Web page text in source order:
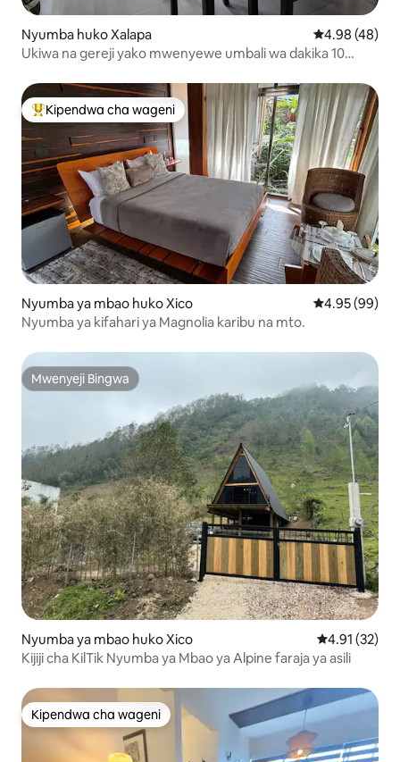
Nyumba huko Xalapa Ukadiriaji wa
4.98 (48)
Ukiwa na gereji yako mwenyewe umbali wa dakika 10
Kipendwa maarufu cha wageni
Kipendwa cha wageni
Nyumba ya mbao huko Xico Ukadiriaji wa
4.95 (99)
Nyumba ya kifahari ya Magnolia karibu na mto.
Mwenyeji Bingwa
Mwenyeji Bingwa
Nyumba ya mbao huko Xico Ukadiriaji wa
4.91 (32)
Kijiji cha KilTik Nyumba ya Mbao ya Alpine faraja ya asili
Kipendwa cha wageni
Kipendwa cha wageni